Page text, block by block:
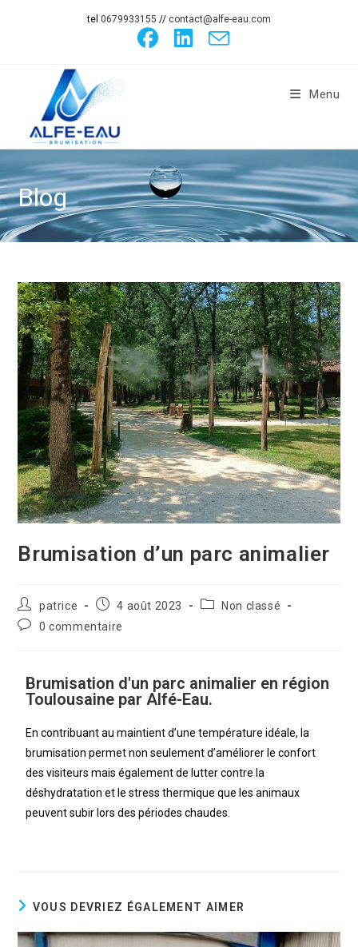
tel 0679933155 // contact@alfe-eau.com
Menu
Blog
Brumisation d’un parc animalier
patrice 4 août 2023
Non classé
0 commentaire
Brumisation d'un parc animalier en région
Toulousaine par Alfé-Eau.
En contribuant au maintient d’une température idéale, la
brumisation permet non seulement d’améliorer le confort
des visiteurs mais également de lutter contre la
déshydratation et le stress thermique que les animaux
peuvent subir lors des périodes chaudes.
VOUS DEVRIEZ ÉGALEMENT AIMER